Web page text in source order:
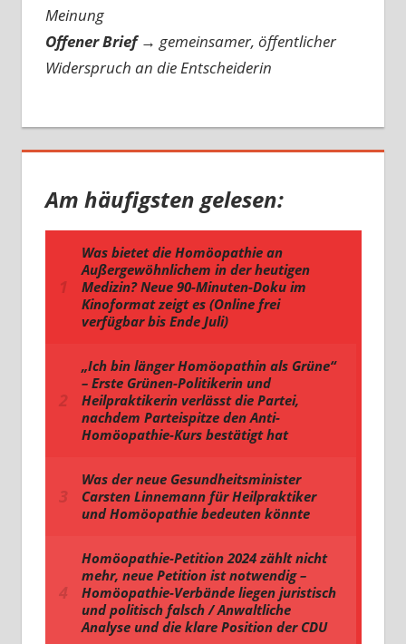
Meinung
Offener Brief → gemeinsamer, öffentlicher
Widerspruch an die Entscheiderin
Am häufigsten gelesen: